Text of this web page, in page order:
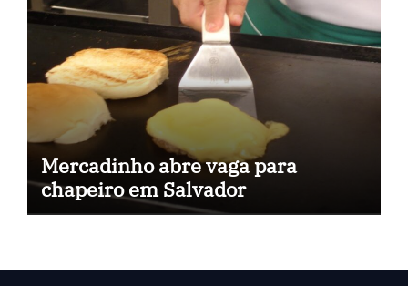
Mercadinho abre vaga para
chapeiro em Salvador